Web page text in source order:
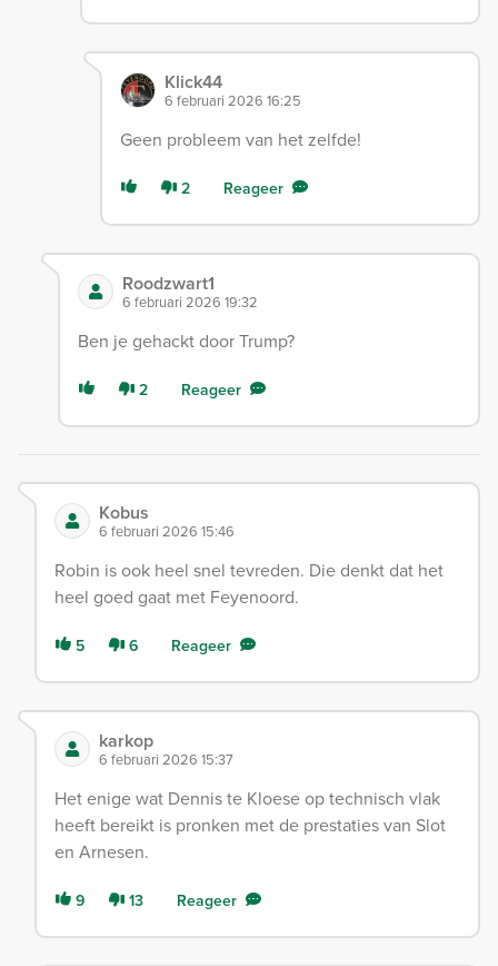
Klick44
6 februari 2026 16:25
Geen probleem van het zelfde!
2 Reageer
Roodzwart1
6 februari 2026 19:32
Ben je gehackt door Trump?
2 Reageer
Kobus
6 februari 2026 15:46
Robin is ook heel snel tevreden. Die denkt dat het
heel goed gaat met Feyenoord.
5 6 Reageer
karkop
6 februari 2026 15:37
Het enige wat Dennis te Kloese op technisch vlak
heeft bereikt is pronken met de prestaties van Slot
en Arnesen.
9 13 Reageer